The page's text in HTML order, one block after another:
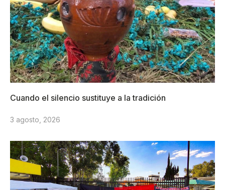
Cuando el silencio sustituye a la tradición
3 agosto, 2026